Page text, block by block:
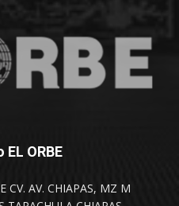
ORBE
CV. AV. CHIAPAS, MZ M